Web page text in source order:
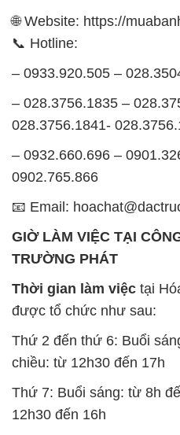
🌐 Website: https://
📞 Hotline:
– 0933.920.505 –
– 028.3756.1835 –
028.3756.1841-
– 0932.660.696 –
0902.765.866
📧 Email:
GIỜ LÀM VIỆC TẠI
TRƯỜNG PHÁT
Thời gian làm việc tại
được tổ chức như sau:
Thứ 2 đến thứ 6: Buổi
chiều: từ 12h30 đến 17h
Thứ 7: Buổi sáng: từ 8h
12h30 đến 16h